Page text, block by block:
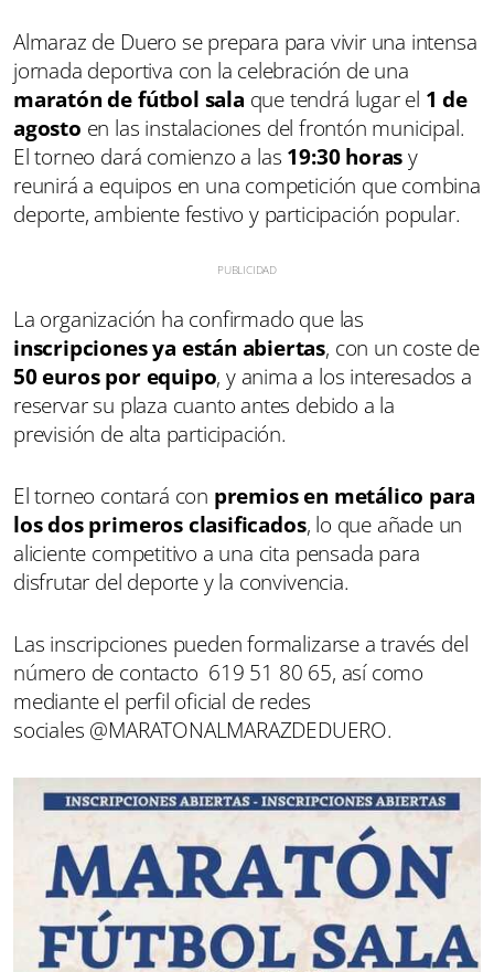
Almaraz de Duero se prepara para vivir una intensa
jornada deportiva con la celebración de una
maratón de fútbol sala que tendrá lugar el 1 de
agosto en las instalaciones del frontón municipal.
El torneo dará comienzo a las 19:30 horasy
reunirá a equipos en una competición que combina
deporte, ambiente festivo y participación popular.
La organización ha confirmado que las
inscripciones ya están abiertas, con un coste de
50 euros por equipo, y anima a los interesados a
reservar su plaza cuanto antes debido a la
previsión de alta participación.
El torneo contará con premios en metálico para
los dos primeros clasificados, lo que añade un
aliciente competitivo a una cita pensada para
disfrutar del deporte y la convivencia.
Las inscripciones pueden formalizarse a través del
número de contacto 619 51 80 65, así como
mediante el perfil oficial de redes
sociales @MARATONALMARAZDEDUERO.